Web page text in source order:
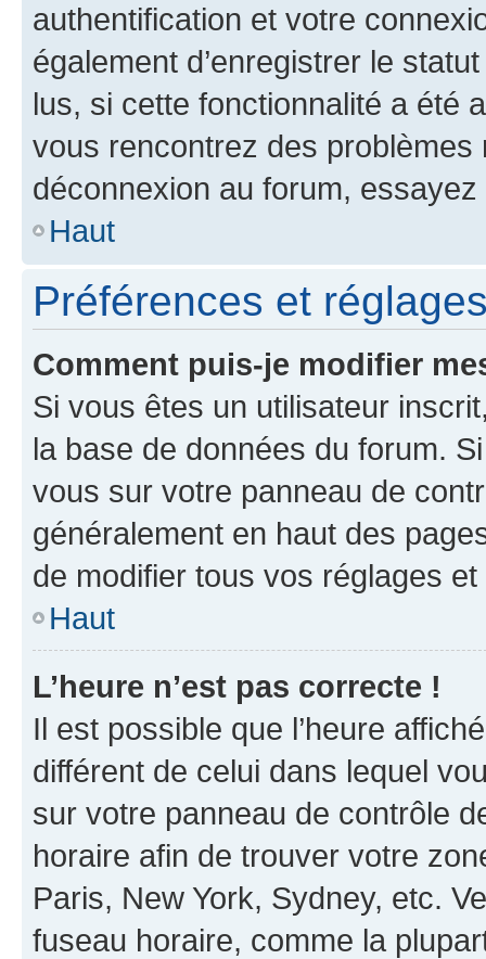
authentification et votre
également d’enregistrer le
lus, si cette fonctionnalité a été
vous rencontrez des
déconnexion au forum,
Haut
Préférences et
Comment puis-je modifier
Si vous êtes un utilisateur
la base de données du forum.
vous sur votre panneau de
généralement en haut des
de modifier tous vos réglages
Haut
L’heure n’est pas correcte !
Il est possible que l’heure
différent de celui dans lequel
sur votre panneau de contrôle
horaire afin de trouver votre
Paris, New York, Sydney, etc.
fuseau horaire, comme la